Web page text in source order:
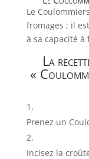
Le
fromages ; il
à sa capacité
La
«
Prenez un
Incisez la